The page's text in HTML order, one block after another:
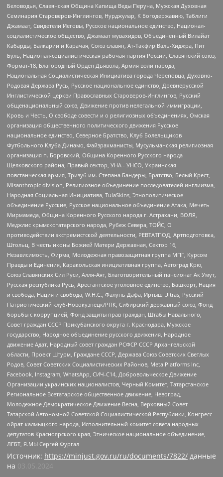
Беловодья, Славянская Община Капища Веды Перуна, Мужская Духовная
Семинария Староверов-Инглингов, Нурджулар, К Богодержавию, Таблиги
Джамаат, Свидетели Иеговы, Русское национальное единство, Национал-
социалистическое общество, Джамаат мувахидов, Объединенный Вилайат
Кабарды, Балкарии и Карачая, Союз славян, Ат-Такфир Валь-Хиджра, Пит
Буль, Национал-социалистическая рабочая партия России, Славянский союз,
Формат-18, Благородный Орден Дьявола, Армия воли народа,
Национальная Социалистическая Инициатива города Череповца, Духовно-
Родовая Держава Русь, Русское национальное единство, Древнерусской
Инглистической церкви Православных Староверов-Инглингов, Русский
общенациональный союз, Движение против нелегальной иммиграции,
Кровь и Честь, О свободе совести и о религиозных объединениях, Омская
организация общественного политического движения Русское
национальное единство, Северное Братство, Клуб Болельщиков
Футбольного Клуба Динамо, Файзрахманисты, Мусульманская религиозная
организация п. Боровский, Община Коренного Русского народа
Щелковского района, Правый сектор, УНА - УНСО, Украинская
повстанческая армия, Тризуб им. Степана Бандеры, Братство, Белый Крест,
Misanthropic division, Религиозное объединение последователей инглиизма,
Народная Социальная Инициатива, TulaSkins, Этнополитическое
объединение Русские, Русское национальное объединение Атака, Мечеть
Мирмамеда, Община Коренного Русского народа г. Астрахани, ВОЛЯ,
Меджлис крымскотатарского народа, Рубеж Севера, ТОЙС, О
противодействии экстремистской деятельности, РЕВТАТПОД, Артподготовка,
Штольц, В честь иконы Божией Матери Державная, Сектор 16,
Независимость, Фирма, Молодежная правозащитная группа МПГ, Курсом
Правды и Единения, Каракольская инициативная группа, Автоград Крю,
Союз Славянских Сил Руси, Алля-Аят, Благотворительный пансионат Ак Умут,
Русская республика Русь, Арестантское уголовное единство, Башкорт, Нация
и свобода, Нация и свобода, W.H.С., Фалунь Дафа, Иртыш Ultras, Русский
Патриотический клуб-Новокузнецк/РПК, Сибирский державный союз, Фонд
борьбы с коррупцией, Фонд защиты прав граждан, Штабы Навального,
Совет граждан СССР Прикубанского округа г. Краснодара, Мужское
государство, Народное объединение русского движения, Народное
движение Адат, Народный совет граждан РСФСР СССР Архангельской
области, Проект Штурм, Граждане СССР, Держава Союз Советских Светлых
Родов, Совет Советских Социалистических Районов, Meta Platforms Inc,
Facebook, Instagram, WhatsApp, СИЧ-С14, Добровольческое Движение
Организации украинских националистов, Черный Комитет, Татарстанское
Региональное Всетатарское общественное движение, Невоград,
Молодежное Демократическое Движение Весна, Верховный Совет
Татарской Автономной Советской Социалистической Республики, Конгресс
ойрат-калмыцкого народа, Исполнительный комитет совета народных
депутатов Красноярского края, Этническое национальное объединение,
ЛГБТ, Я.МЫ Сергей Фургал
Источник: https://minjust.gov.ru/ru/documents/7822/ данные
на 03.05.2024